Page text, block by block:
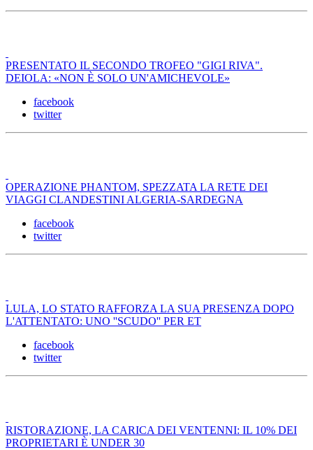
PRESENTATO IL SECONDO TROFEO "GIGI RIVA".
DEIOLA: «NON È SOLO UN'AMICHEVOLE»
facebook
twitter
OPERAZIONE PHANTOM, SPEZZATA LA RETE DEI
VIAGGI CLANDESTINI ALGERIA-SARDEGNA
facebook
twitter
LULA, LO STATO RAFFORZA LA SUA PRESENZA DOPO
L'ATTENTATO: UNO ''SCUDO'' PER ET
facebook
twitter
RISTORAZIONE, LA CARICA DEI VENTENNI: IL 10% DEI
PROPRIETARI È UNDER 30